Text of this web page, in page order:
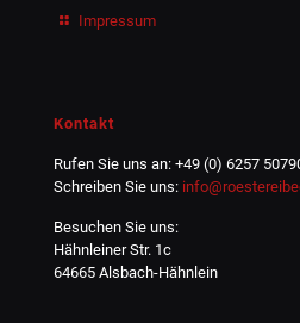
Impressum
Kontakt
Rufen Sie uns an: +49 (0) 6257
Schreiben Sie uns:
Besuchen Sie uns:
Hähnleiner Str. 1c
64665 Alsbach-Hähnlein